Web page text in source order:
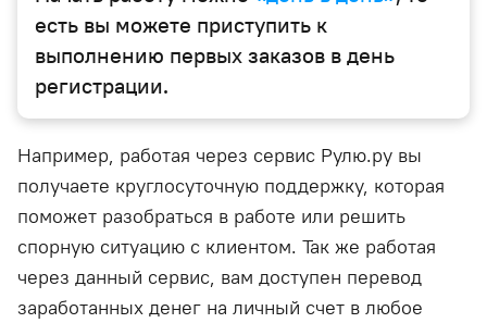
есть вы можете приступить к
выполнению первых заказов в день
регистрации.
Например, работая через сервис Рулю.ру вы
получаете круглосуточную поддержку, которая
поможет разобраться в работе или решить
спорную ситуацию с клиентом. Так же работая
через данный сервис, вам доступен перевод
заработанных денег на личный счет в любое